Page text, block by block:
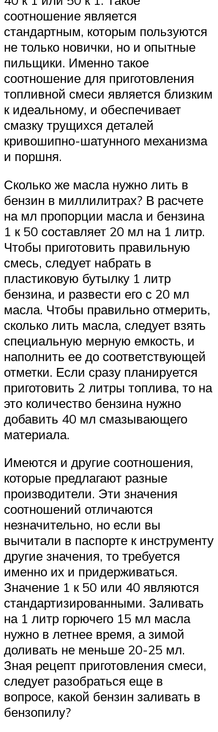
соотношение является
стандартным, которым пользуются
не только новички, но и опытные
пильщики. Именно такое
соотношение для приготовления
топливной смеси является близким
к идеальному, и обеспечивает
смазку трущихся деталей
кривошипно-шатунного механизма
и поршня.
Сколько же масла нужно лить в
бензин в миллилитрах? В расчете
на мл пропорции масла и бензина
1 к 50 составляет 20 мл на 1 литр.
Чтобы приготовить правильную
смесь, следует набрать в
пластиковую бутылку 1 литр
бензина, и развести его с 20 мл
масла. Чтобы правильно отмерить,
сколько лить масла, следует взять
специальную мерную емкость, и
наполнить ее до соответствующей
отметки. Если сразу планируется
приготовить 2 литры топлива, то на
это количество бензина нужно
добавить 40 мл смазывающего
материала.
Имеются и другие соотношения,
которые предлагают разные
производители. Эти значения
соотношений отличаются
незначительно, но если вы
вычитали в паспорте к инструменту
другие значения, то требуется
именно их и придерживаться.
Значение 1 к 50 или 40 являются
стандартизированными. Заливать
на 1 литр горючего 15 мл масла
нужно в летнее время, а зимой
доливать не меньше 20-25 мл.
Зная рецепт приготовления смеси,
следует разобраться еще в
вопросе, какой бензин заливать в
бензопилу?